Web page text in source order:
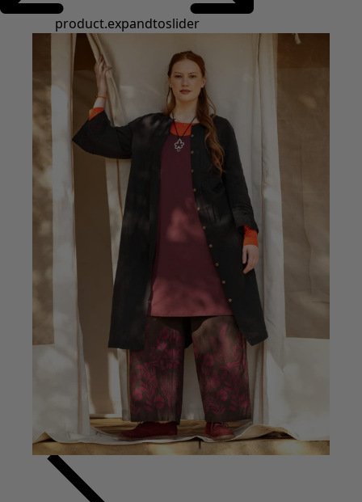
Styles de vétements
Vêtements en lin
Robes de style hippie
À fleurs
Vêtements hippies
Une mode scandinave
Superpositions
À rayures
Des carreaux à foison
Vêtements bio
Un design suédois
Vêtements bohèmes
Des vêtements pour les soirées fraîches
Vêtements à motif
Maillots de bain et vêtements de plage
Vêtements de fête